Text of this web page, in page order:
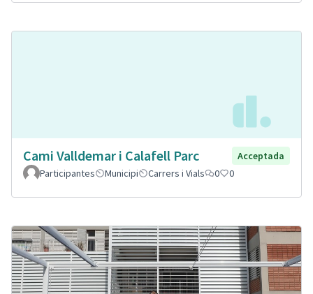
Cami Valldemar i Calafell Parc
Acceptada
Participantes
Municipi Carrers i Vials 0 0